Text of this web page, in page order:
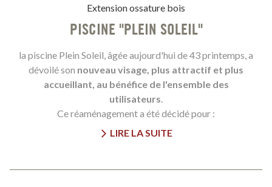
Extension ossature bois
PISCINE "PLEIN SOLEIL"
la piscine Plein Soleil, âgée aujourd'hui de 43 printemps, a
dévoilé son nouveau visage, plus attractif et plus
accueillant, au bénéfice de l'ensemble des
utilisateurs.
Ce réaménagement a été décidé pour :
LIRE LA SUITE